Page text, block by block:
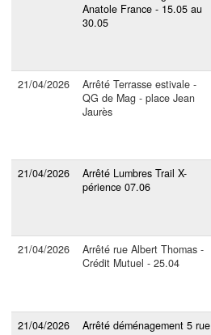
Anatole France - 15.05 au
30.05
21/04/2026
Arrêté Terrasse estivale -
QG de Mag - place Jean
Jaurès
21/04/2026
Arrêté Lumbres Trail X-
périence 07.06
21/04/2026
Arrêté rue Albert Thomas -
Crédit Mutuel - 25.04
21/04/2026
Arrêté déménagement 5 rue